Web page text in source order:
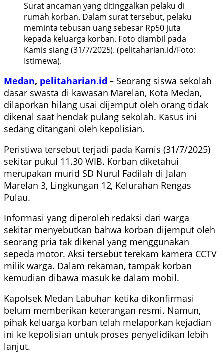
Surat ancaman yang ditinggalkan pelaku di
rumah korban. Dalam surat tersebut, pelaku
meminta tebusan uang sebesar Rp50 juta
kepada keluarga korban. Foto diambil pada
Kamis siang (31/7/2025). (pelitaharian.id/Foto:
Istimewa).
Medan, pelitaharian.id – Seorang siswa sekolah
dasar swasta di kawasan Marelan, Kota Medan,
dilaporkan hilang usai dijemput oleh orang tidak
dikenal saat hendak pulang sekolah. Kasus ini
sedang ditangani oleh kepolisian.
Peristiwa tersebut terjadi pada Kamis (31/7/2025)
sekitar pukul 11.30 WIB. Korban diketahui
merupakan murid SD Nurul Fadilah di Jalan
Marelan 3, Lingkungan 12, Kelurahan Rengas
Pulau.
Informasi yang diperoleh redaksi dari warga
sekitar menyebutkan bahwa korban dijemput oleh
seorang pria tak dikenal yang menggunakan
sepeda motor. Aksi tersebut terekam kamera CCTV
milik warga. Dalam rekaman, tampak korban
kemudian dibawa masuk ke dalam mobil.
Kapolsek Medan Labuhan ketika dikonfirmasi
belum memberikan keterangan resmi. Namun,
pihak keluarga korban telah melaporkan kejadian
ini ke kepolisian untuk proses penyelidikan lebih
lanjut.